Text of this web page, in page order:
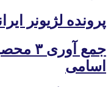
پرونده لژیونر
جمع
اسامی